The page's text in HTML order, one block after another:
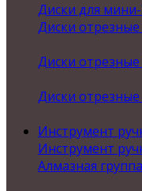
Диски для
Диски
Диски
Диски отрезные
Инструмент
Инструмент
Алмазная